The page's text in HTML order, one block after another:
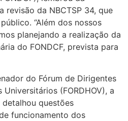
da NBCTSP 34, que
“Além dos nossos
planejando a realização da
do FONDCF, prevista para
do Fórum de Dirigentes
(FORDHOV), a
questões
funcionamento dos